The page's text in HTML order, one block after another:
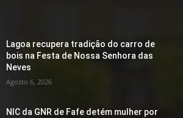
Lagoa recupera tradição do carro de
bois na Festa de Nossa Senhora das
Neves
Agosto 6, 2026
NIC da GNR de Fafe detém mulher por